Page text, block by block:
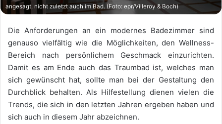
angesagt, nicht zuletzt auch im Bad. (Foto: epr/Villeroy & Boch)
Die Anforderungen an ein modernes Badezimmer sind
genauso vielfältig wie die Möglichkeiten, den Wellness-
Bereich nach persönlichem Geschmack einzurichten.
Damit es am Ende auch das Traumbad ist, welches man
sich gewünscht hat, sollte man bei der Gestaltung den
Durchblick behalten. Als Hilfestellung dienen vielen die
Trends, die sich in den letzten Jahren ergeben haben und
sich auch in diesem Jahr abzeichnen.